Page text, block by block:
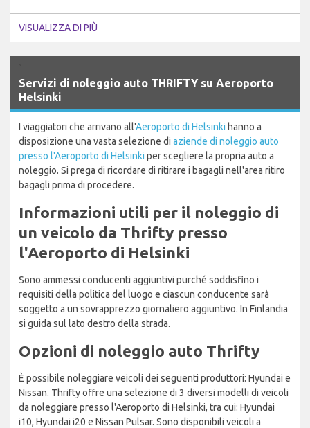
VISUALIZZA DI PIÙ
Servizi di noleggio auto THRIFTY su Aeroporto
Helsinki
I viaggiatori che arrivano all'Aeroporto di Helsinki hanno a
disposizione una vasta selezione di aziende di noleggio auto
presso l'Aeroporto di Helsinki per scegliere la propria auto a
noleggio. Si prega di ricordare di ritirare i bagagli nell'area ritiro
bagagli prima di procedere.
Informazioni utili per il noleggio di
un veicolo da Thrifty presso
l'Aeroporto di Helsinki
Sono ammessi conducenti aggiuntivi purché soddisfino i
requisiti della politica del luogo e ciascun conducente sarà
soggetto a un sovrapprezzo giornaliero aggiuntivo. In Finlandia
si guida sul lato destro della strada.
Opzioni di noleggio auto Thrifty
È possibile noleggiare veicoli dei seguenti produttori: Hyundai e
Nissan. Thrifty offre una selezione di 3 diversi modelli di veicoli
da noleggiare presso l'Aeroporto di Helsinki, tra cui: Hyundai
i10, Hyundai i20 e Nissan Pulsar. Sono disponibili veicoli a